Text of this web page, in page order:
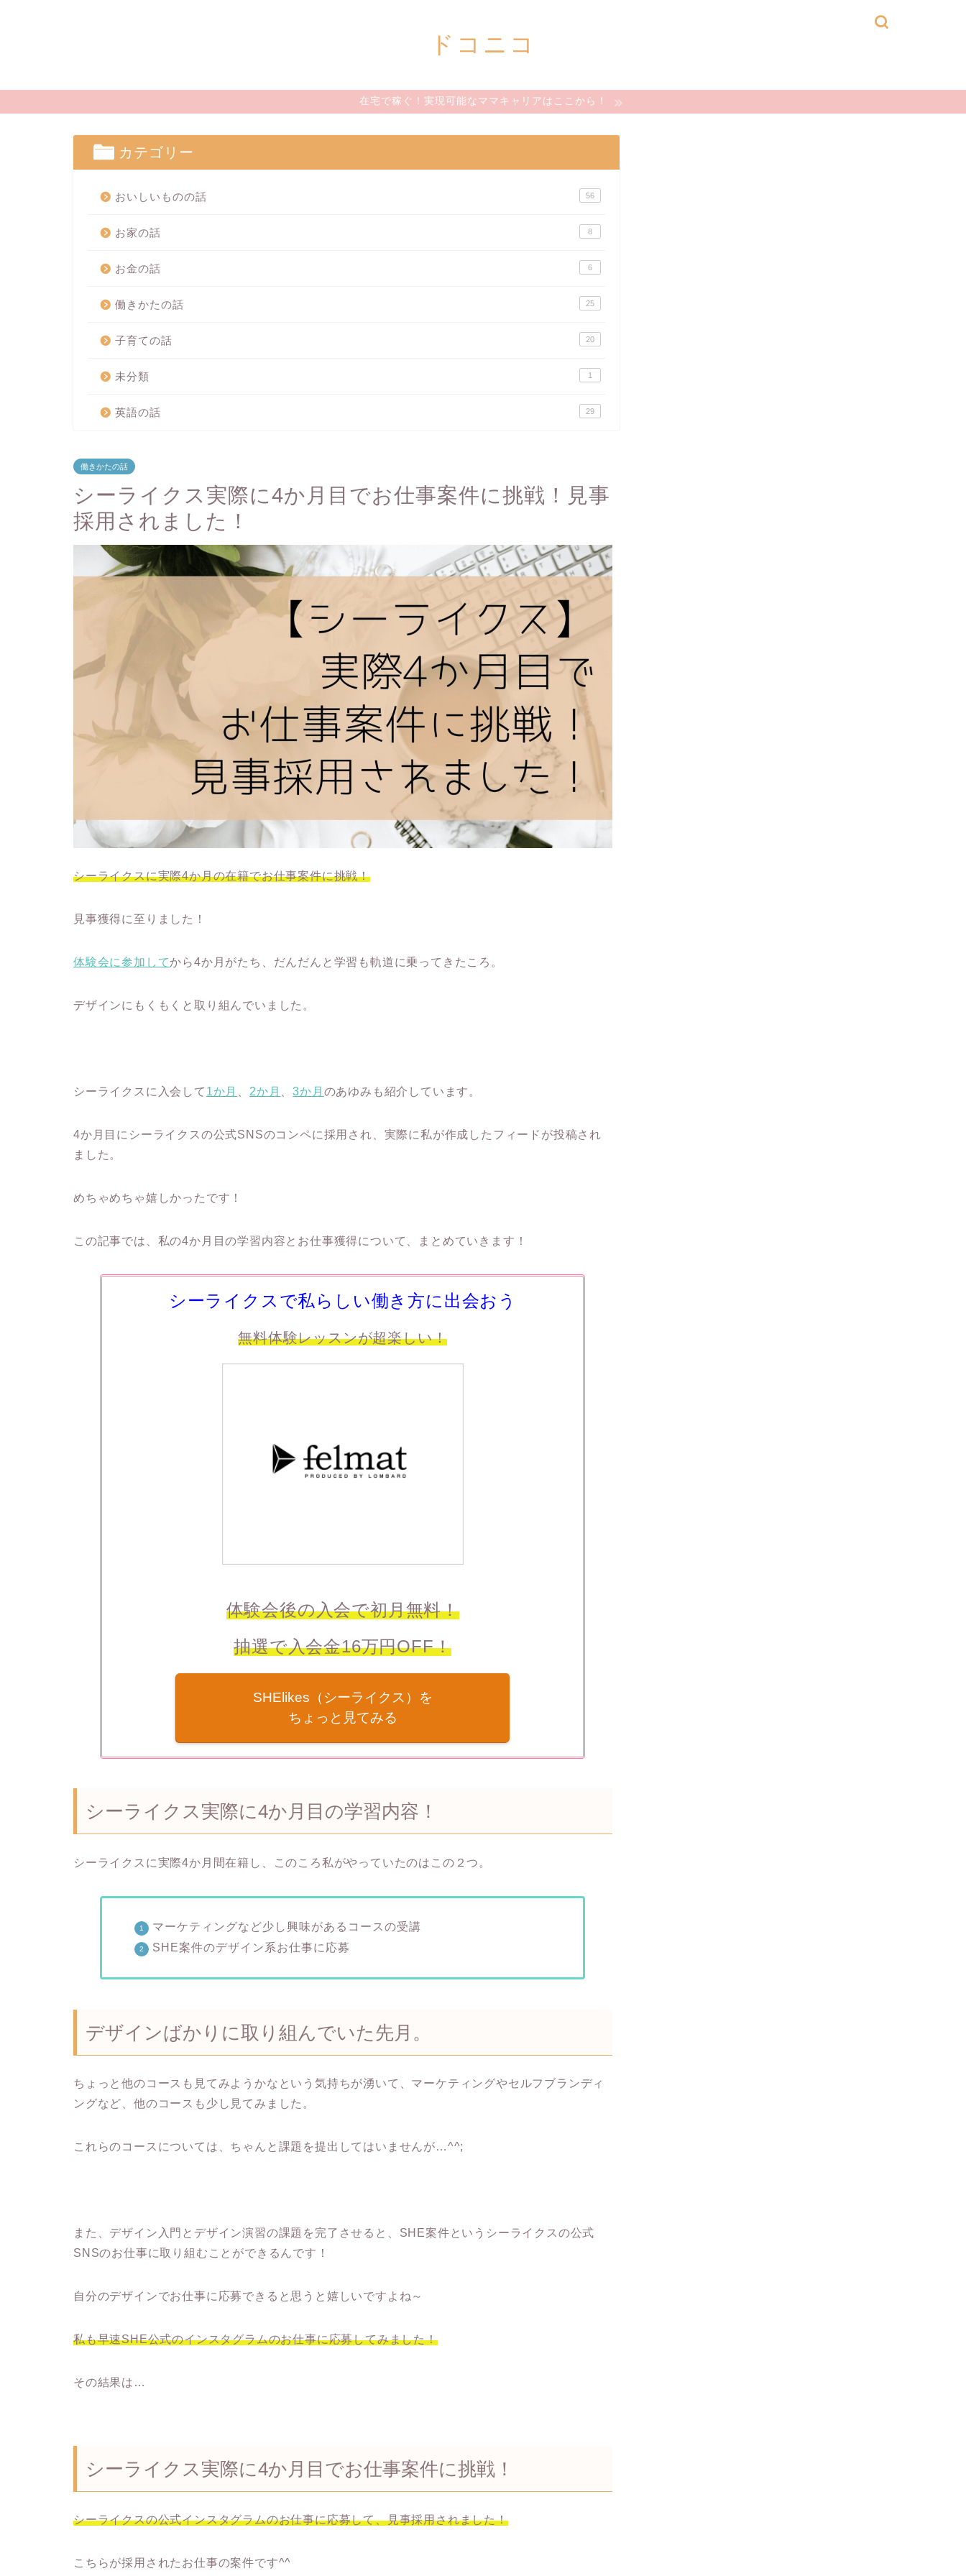
ドコニコ
在宅で稼ぐ！実現可能なママキャリアはここから！
カテゴリー
おいしいものの話 56
お家の話 8
お金の話 6
働きかたの話 25
子育ての話 20
未分類 1
英語の話 29
働きかたの話
シーライクス実際に4か月目でお仕事案件に挑戦！見事
採用されました！
シーライクスに実際4か月の在籍でお仕事案件に挑戦！
見事獲得に至りました！
体験会に参加してから4か月がたち、だんだんと学習も軌道に乗ってきたころ。
デザインにもくもくと取り組んでいました。
シーライクスに入会して 1か月 2か月 、3か月 のあゆみも紹介しています。
4か月目にシーライクスの公式SNSのコンペに採用され、実際に私が作成したフィードが投稿され
ました。
めちゃめちゃ嬉しかったです！
この記事では、私の4か月目の学習内容とお仕事獲得について、まとめていきます！
シーライクスで私らしい働き方に出会おう
無料体験レッスンが超楽しい！
体験会後の入会で初月無料！
抽選で入会金16万円OFF！
SHElikes（シーライクス）を
ちょっと見てみる
シーライクス実際に4か月目の学習内容！
シーライクスに実際4か月間在籍し、このころ私がやっていたのはこの２つ。
マーケティングなど少し興味があるコースの受講
SHE案件のデザイン系お仕事に応募
デザインばかりに取り組んでいた先月。
ちょっと他のコースも見てみようかなという気持ちが湧いて、マーケティングやセルフブランディ
ングなど、他のコースも少し見てみました。
これらのコースについては、ちゃんと課題を提出してはいませんが…^^;
また、デザイン入門とデザイン演習の課題を完了させると、SHE案件というシーライクスの公式
SNSのお仕事に取り組むことができるんです！
自分のデザインでお仕事に応募できると思うと嬉しいですよね～
私も早速SHE公式のインスタグラムのお仕事に応募してみました！
その結果は…
シーライクス実際に4か月目でお仕事案件に挑戦！
シーライクスの公式インスタグラムのお仕事に応募して、見事採用されました！
こちらが採用されたお仕事の案件です^^